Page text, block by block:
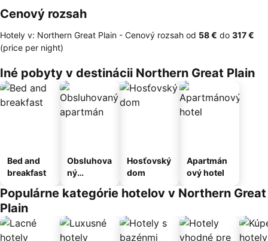
Cenový rozsah
Hotely v: Northern Great Plain - Cenový rozsah od ‎58 € do ‎317 €
(price per night)
Iné pobyty v destinácii Northern Great Plain
Bed and
breakfast
Obsluhova
ný
Hosťovský
dom
Apartmán
ový hotel
Populárne kategórie hotelov v Northern Great
Plain